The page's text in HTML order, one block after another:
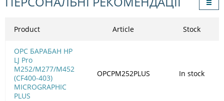
Product
OPC БАРАБАН HP
LJ Pro
M252/M277/M452
(CF400-403)
MICROGRAPHIC
PLUS
Article Stock
OPCPM252PLUS In stock